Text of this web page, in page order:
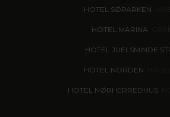
HOTEL SØPARKEN
HOTEL MARINA
HOTEL JUELSMINDE
HOTEL NORDEN
HOTEL NØRHERREDHUS,